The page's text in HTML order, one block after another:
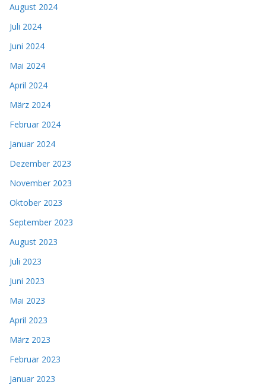
August 2024
Juli 2024
Juni 2024
Mai 2024
April 2024
März 2024
Februar 2024
Januar 2024
Dezember 2023
November 2023
Oktober 2023
September 2023
August 2023
Juli 2023
Juni 2023
Mai 2023
April 2023
März 2023
Februar 2023
Januar 2023